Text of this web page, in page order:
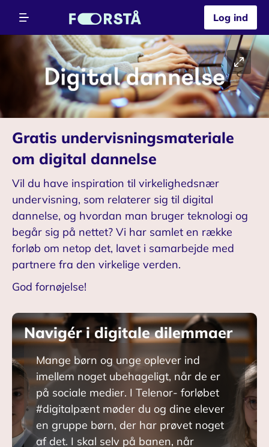
Log ind
Gratis undervisningsmateriale
om digital dannelse
Vil du have inspiration til virkelighedsnær
undervisning, som relaterer sig til digital
dannelse, og hvordan man bruger teknologi og
begår sig på nettet? Vi har samlet en række
forløb om netop det, lavet i samarbejde med
partnere fra den virkelige verden.
God fornøjelse!
Navigér i digitale dilemmaer
Mange børn og unge oplever ind
imellem noget ubehageligt, når de er
på sociale medier. I Telenor- forløbet
#digitalpænt møder du og dine elever
en gruppe børn, der har prøvet noget
af det. I skal selv på banen, når